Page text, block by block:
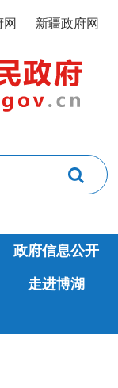
网 新疆政府网
政府信息公开
走进博湖